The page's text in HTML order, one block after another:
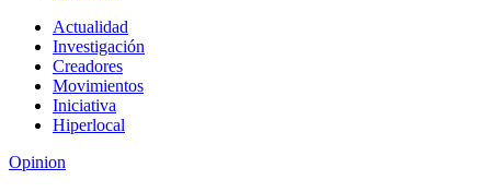
Actualidad
Investigación
Creadores
Movimientos
Iniciativa
Hiperlocal
Opinion